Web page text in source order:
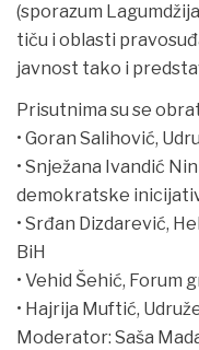
(sporazum
tiču i oblasti
javnost tako i
Prisutnima su se
• Goran Salihović,
• Snježana Ivandić
demokratske
• Srđan Dizdarević,
BiH
• Vehid Šehić, Forum
• Hajrija Muftić,
Moderator: Saša